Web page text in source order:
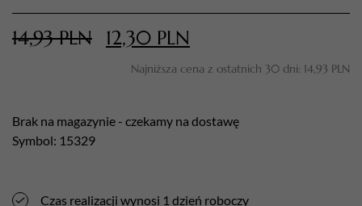
TWÓJ KOSZYK (
Suma koszyka (0)
14,93PLN 12,30 PLN
Najniższa cena z ostatnich 30 dni: 14,93 PLN
Brak na magazynie - czekamy na dostawę
Symbol: 15329
Czas realizacji wynosi 1 dzień roboczy